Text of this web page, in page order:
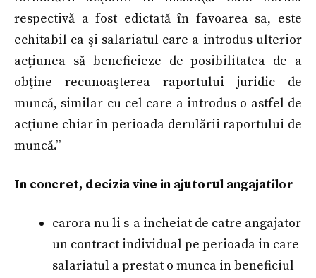
respectivă a fost edictată în favoarea sa, este
echitabil ca şi salariatul care a introdus ulterior
acţiunea să beneficieze de posibilitatea de a
obţine recunoaşterea raportului juridic de
muncă, similar cu cel care a introdus o astfel de
acţiune chiar în perioada derulării raportului de
muncă.”
In concret, decizia vine in ajutorul angajatilor
carora nu li s-a incheiat de catre angajator
un contract individual pe perioada in care
salariatul a prestat o munca in beneficiul